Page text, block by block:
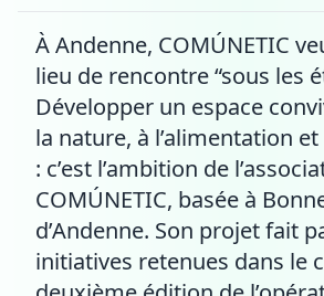
À Andenne, COMÚNETIC
lieu de rencontre “sous les
Développer un espace
la nature, à l’alimentation
: c’est l’ambition de
COMÚNETIC, basée à
d’Andenne. Son projet fait
initiatives retenues dans le